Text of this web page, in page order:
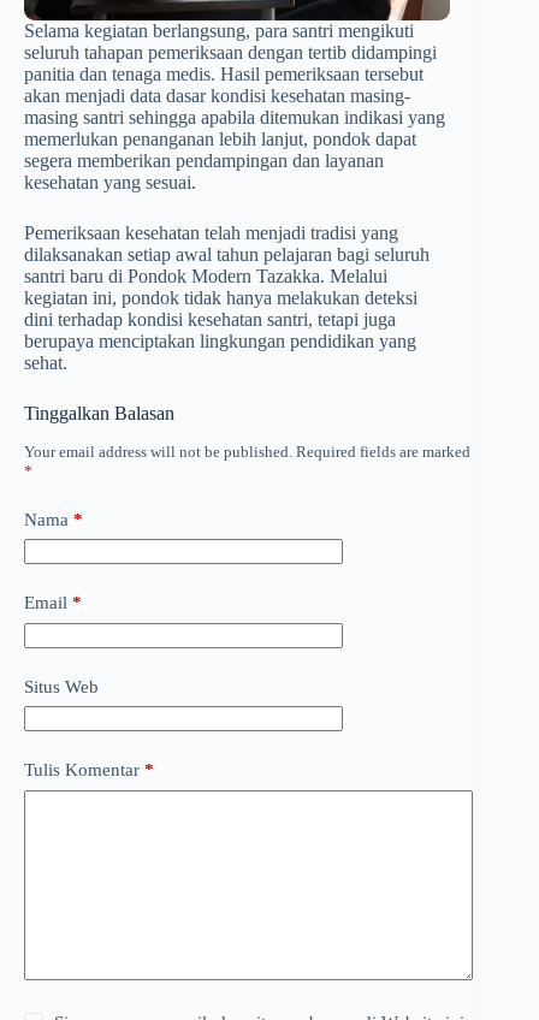
Selama kegiatan berlangsung, para santri mengikuti
seluruh tahapan pemeriksaan dengan tertib didampingi
panitia dan tenaga medis. Hasil pemeriksaan tersebut
akan menjadi data dasar kondisi kesehatan masing-
masing santri sehingga apabila ditemukan indikasi yang
memerlukan penanganan lebih lanjut, pondok dapat
segera memberikan pendampingan dan layanan
kesehatan yang sesuai.
Pemeriksaan kesehatan telah menjadi tradisi yang
dilaksanakan setiap awal tahun pelajaran bagi seluruh
santri baru di Pondok Modern Tazakka. Melalui
kegiatan ini, pondok tidak hanya melakukan deteksi
dini terhadap kondisi kesehatan santri, tetapi juga
berupaya menciptakan lingkungan pendidikan yang
sehat.
Tinggalkan Balasan
Your email address will not be published. Required fields are marked
*
Nama *
Email *
Situs Web
Tulis Komentar *